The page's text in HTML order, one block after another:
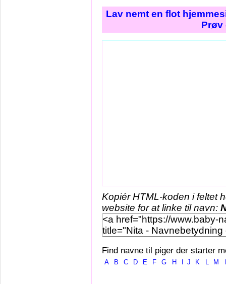
Lav nemt en flot
Prøv
Kopiér HTML-koden i feltet
website for at linke til navn:
Find navne til piger der starter
A B C D E F G H J K L M